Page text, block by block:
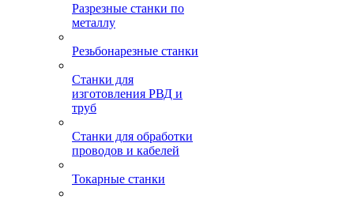
Разрезные станки по
металлу
Резьбонарезные станки
Станки для
изготовления РВД и
труб
Станки для обработки
проводов и кабелей
Токарные станки